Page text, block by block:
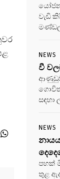
වැඩි
NEWS
වී
සඳහා
NEWS
පහක්
තුළ